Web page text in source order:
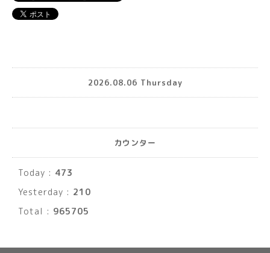
2026.08.06 Thursday
カウンター
Today : 473
Yesterday : 210
Total : 965705